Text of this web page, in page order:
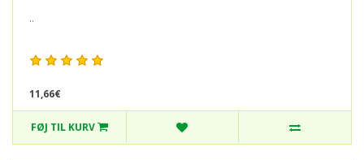
..
11,66€
FØJ TIL KURV